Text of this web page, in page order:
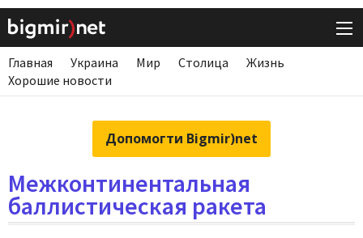
Главная Украина Мир Столица
Жизнь
Хорошие новости
Допомогти Bigmir)net
Межконтинентальная
баллистическая ракета